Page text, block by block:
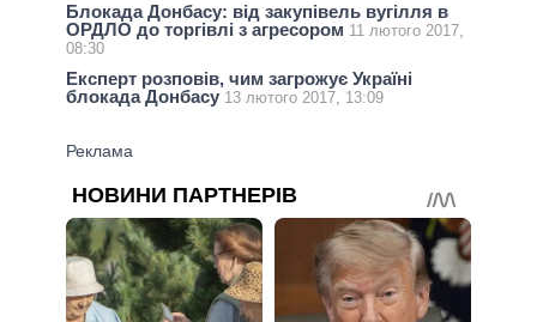
Блокада Донбасу: від закупівель вугілля в
ОРДЛО до торгівлі з агресором 11 лютого 2017,
08:30
Експерт розповів, чим загрожує Україні
блокада Донбасу 13 лютого 2017, 13:09